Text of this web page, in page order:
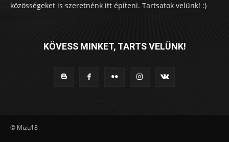
közösségeket is szeretnénk itt építeni. Tartsatok velünk! :)
KÖVESS MINKET, TARTS VELÜNK!
© Mizu18